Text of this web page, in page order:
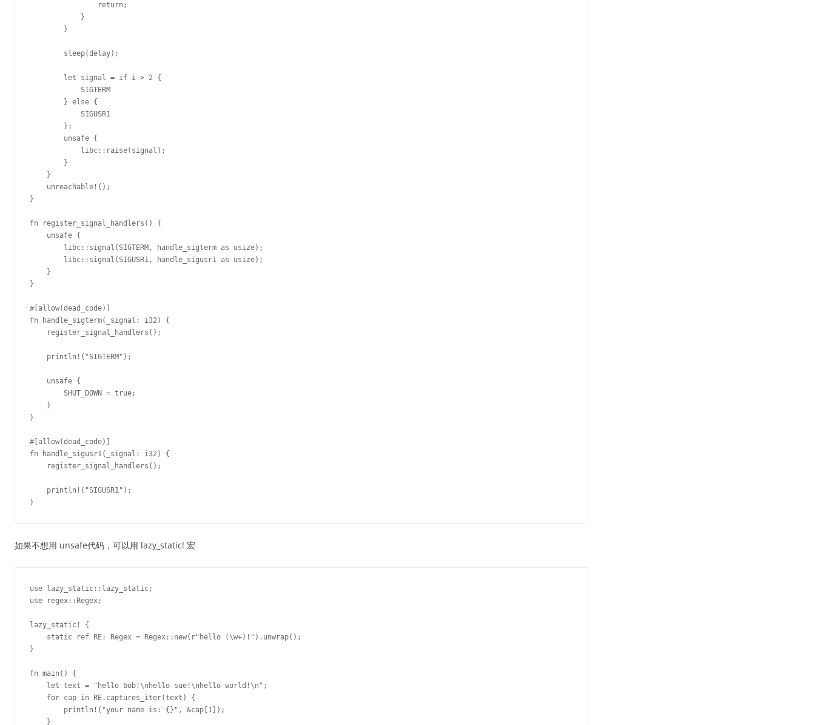
                return;
            }
        }
        sleep(delay);
        let signal = if i > 2 {
            SIGTERM
        } else {
            SIGUSR1
        };
        unsafe {
            libc::raise(signal);
        }
    }
    unreachable!();
}
fn register_signal_handlers() {
    unsafe {
        libc::signal(SIGTERM, handle_sigterm as usize);
        libc::signal(SIGUSR1, handle_sigusr1 as usize);
    }
}
#[allow(dead_code)]
fn handle_sigterm(_signal: i32) {
    register_signal_handlers();
    println!("SIGTERM");
    unsafe {
        SHUT_DOWN = true;
    }
}
#[allow(dead_code)]
fn handle_sigusr1(_signal: i32) {
    register_signal_handlers();
    println!("SIGUSR1");
如果不想用 unsafe代码，可以用 lazy_static! 宏
use lazy_static::lazy_static;
use regex::Regex;
lazy_static! {
    static ref RE: Regex = Regex::new(r"hello (\w+)!").unwrap();
}
fn main() {
    let text = "hello bob!\nhello sue!\nhello world!\n";
    for cap in RE.captures_iter(text) {
        println!("your name is: {}", &cap[1]);
    }